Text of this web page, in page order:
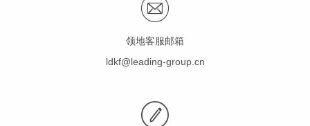
领地客服邮箱
ldkf@leading-group.cn